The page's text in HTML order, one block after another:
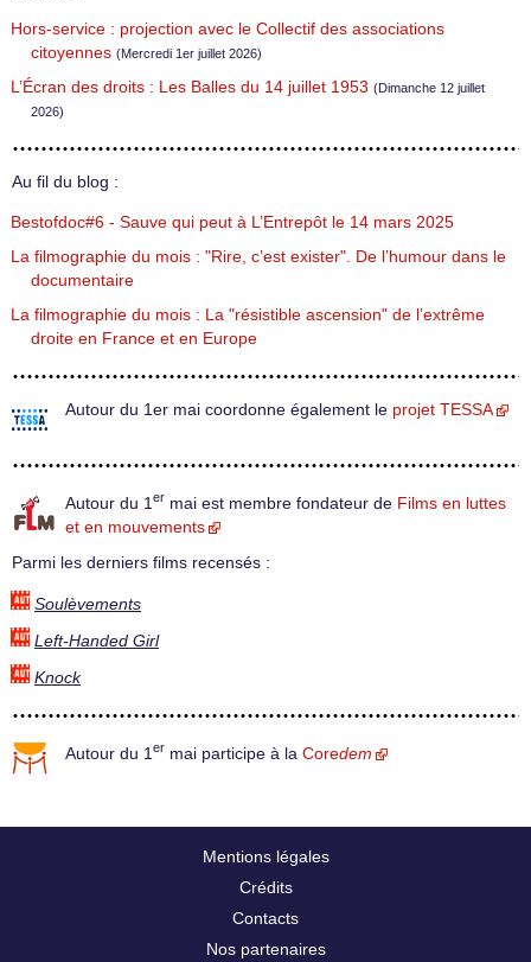
Hors-service : projection avec le Collectif des associations
citoyennes (Mercredi 1er juillet 2026)
L’Écran des droits : Les Balles du 14 juillet 1953 (Dimanche 12 juillet
2026)
Au fil du blog :
Bestofdoc#6 - Sauve qui peut à L’Entrepôt le 14 mars 2025
La filmographie du mois : "Rire, c’est exister". De l’humour dans le
documentaire
La filmographie du mois : La "résistible ascension" de l’extrême
droite en France et en Europe
Autour du 1er mai coordonne également le projet TESSA
Autour du 1 er mai est membre fondateur de Films en luttes
et en mouvements
Parmi les derniers films recensés :
Soulèvements
Left-Handed Girl
Knock
Autour du 1 er mai participe à la Coredem
Mentions légales
Crédits
Contacts
Nos partenaires